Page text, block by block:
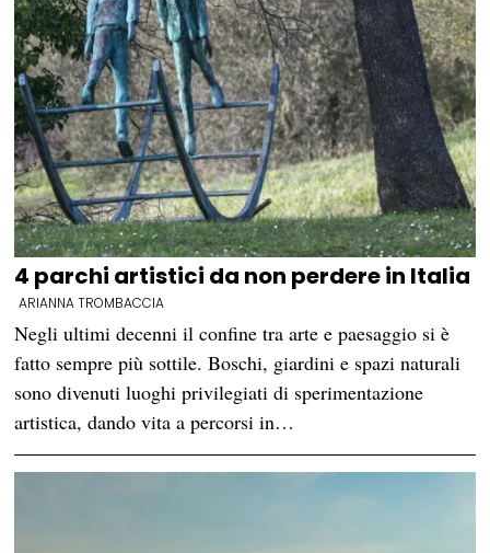
4 parchi artistici da non perdere in Italia
ARIANNA TROMBACCIA
Negli ultimi decenni il confine tra arte e paesaggio si è
fatto sempre più sottile. Boschi, giardini e spazi naturali
sono divenuti luoghi privilegiati di sperimentazione
artistica, dando vita a percorsi in…